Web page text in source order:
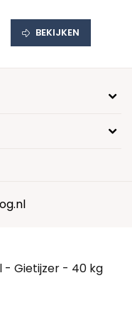
Alle Oefeningen |
Modern Design
BEKIJKEN
- Gietijzer - 40 kg